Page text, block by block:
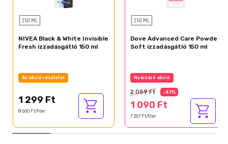
Alpha isomethyl ionone
Benzyl benzoate
Butylphenyl methylpropional
Benzyl salicylate
Coumarin
Limonene
Farnesol
Geraniol
150 ML
NIVEA Black & White Invisible
Fresh izzadásgátló 150 ml
Az akció részletei
1 299 Ft
8 660 Ft/liter
150 ML
Dove Advanced Care Powder
Soft izzadásgátló 150 ml
Nyárzáró akció
2 059 Ft -47%
1 090 Ft
7 267 Ft/liter